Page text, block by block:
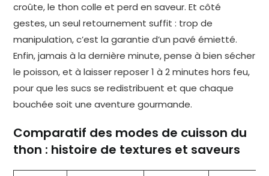
croûte, le thon colle et perd en saveur. Et côté
gestes, un seul retournement suffit : trop de
manipulation, c’est la garantie d’un pavé émietté.
Enfin, jamais à la dernière minute, pense à bien sécher
le poisson, et à laisser reposer 1 à 2 minutes hors feu,
pour que les sucs se redistribuent et que chaque
bouchée soit une aventure gourmande.
Comparatif des modes de cuisson du
thon : histoire de textures et saveurs